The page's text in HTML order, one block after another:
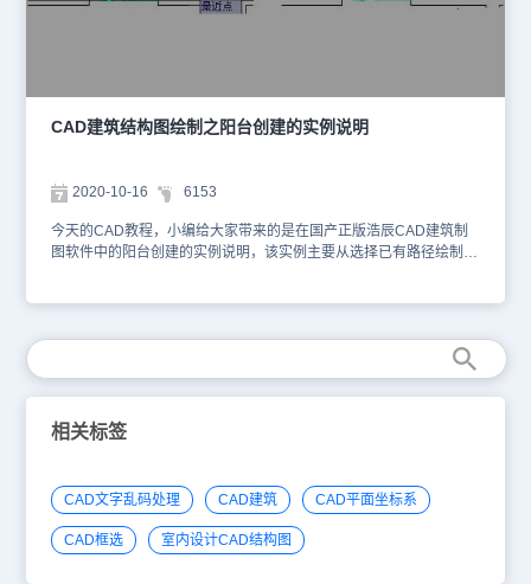
台。 注意：除了直接绘制阳台对象外，在对话框中定制零高度栏板
以上的CAD教程，相信各位CAD制图初学入门的小伙伴对于使用浩
辰CAD建筑软件绘制封闭阳台已经掌握的差不多了，浩辰CAD建筑
软件是咱们国产CAD制图软件，有需要的可以到浩辰CAD下载中心
CAD建筑结构图绘制之阳台创建的实例说明
2020-10-16 6153
今天的CAD教程，小编给大家带来的是在国产正版浩辰CAD建筑制
图软件中的阳台创建的实例说明，该实例主要从选择已有路径绘制出
示：选择一曲线(LINE/ARC/PLINE):<退出> 取已有的一段路径曲线；
如果 PLINE 不封闭，则类似于直接绘制的情况，需要搜索沿着维护
结构的边界。选择所邻接的墙(或窗)柱: 回车或选取与阳台连接的墙或
窗；如果 PLINE 封闭，则要用户指出不创建栏板的部分线段，提
示：请点取接墙的边: 一一点取与墙边重合的边。 以上的内容，就是
今天小编要给各位CAD制图初学入门的小伙伴展示的关于CAD建筑
图软件的小伙伴可以在浩辰CAD下载中心免费安装浩辰CAD建筑软
件哦！
相关标签
CAD文字乱码处理 CAD建筑 CAD平面坐标系
CAD框选 室内设计CAD结构图